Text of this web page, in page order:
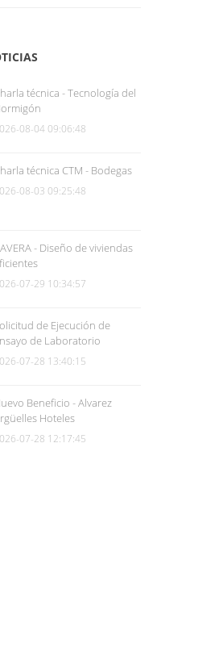
técnica - Tecnología del
08-04 09:06:48
técnica CTM - Bodegas
08-03 09:25:48
- Diseño de viviendas
07-29 10:34:57
de Ejecución de
de Laboratorio
07-28 13:40:15
Beneficio - Alvarez
Hoteles
07-28 12:17:45